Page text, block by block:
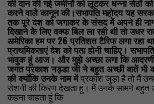
की दान की गई जमीनों को लूटकर धन्ना सेठों
करने वाले कानून की।सभापति महोदय यह
तक पूरे देश को जगाकर के संसद में अपने ही
दिखाने के लिए वक्फ बिल ला रही थी तो उधर
अमेरिका हम पर 26 प्रतिशत टैरिफ लगा रहा
प्राथमिकताएं देश को पता होनी चाहिए।
भावुक हूं आज। और मुझे अच्छा लगा कि
जगत प्रकाश नड्डा जी ने बहुत अच्छी बातें भी
की क्योंकि उनके नाम मेंप्रकाश जुड़ा है तो मैं
रोशनी की किरण देखता हूं। मैं उनके सामने बहुत
कहना चाहता हूं कि